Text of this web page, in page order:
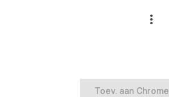
Toev. aan Chrome